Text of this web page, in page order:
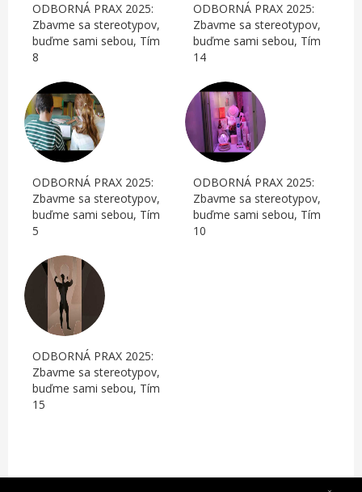
ODBORNÁ PRAX 2025:
Zbavme sa stereotypov,
buďme sami sebou, Tím
8
ODBORNÁ PRAX 2025:
Zbavme sa stereotypov,
buďme sami sebou, Tím
14
ODBORNÁ PRAX 2025:
Zbavme sa stereotypov,
buďme sami sebou, Tím
5
ODBORNÁ PRAX 2025:
Zbavme sa stereotypov,
buďme sami sebou, Tím
10
ODBORNÁ PRAX 2025:
Zbavme sa stereotypov,
buďme sami sebou, Tím
15